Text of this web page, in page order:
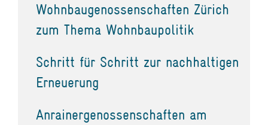
Wohnbaugenossenschaften Zürich
zum Thema Wohnbaupolitik
Schritt für Schritt zur nachhaltigen
Erneuerung
Anrainergenossenschaften am